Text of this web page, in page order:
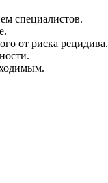
специалистов.
от риска рецидива.